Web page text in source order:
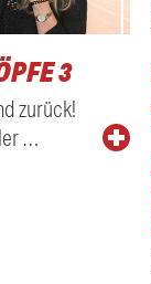
3
zurück!
…